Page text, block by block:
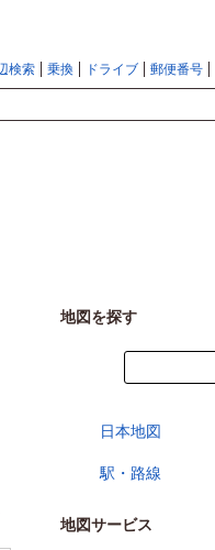
検索 乗換 ドライブ 郵便番号
地図を探す
日本地図
駅・路線
地図サービス